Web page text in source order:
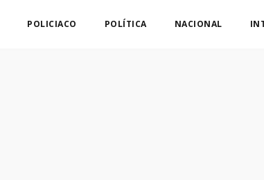
POLICIACO POLÍTICA NACIONAL